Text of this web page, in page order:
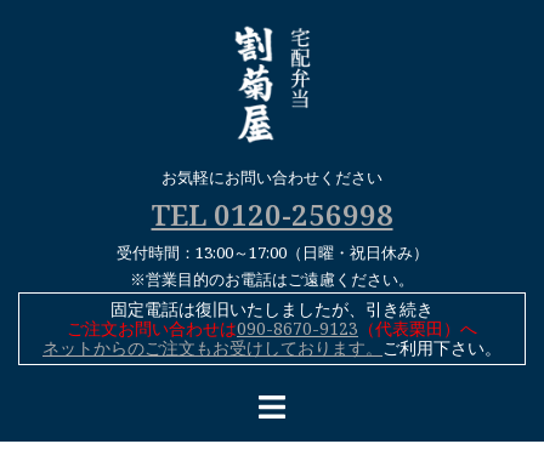
お気軽にお問い合わせください
TEL 0120-256998
受付時間：13:00～17:00（日曜・祝日休み）
※営業目的のお電話はご遠慮ください。
固定電話は復旧いたしましたが、引き続き
ご注文お問い合わせは090-8670-9123 （代表栗田）へ
ネットからのご注文もお受けしております。 ご利用下さい。